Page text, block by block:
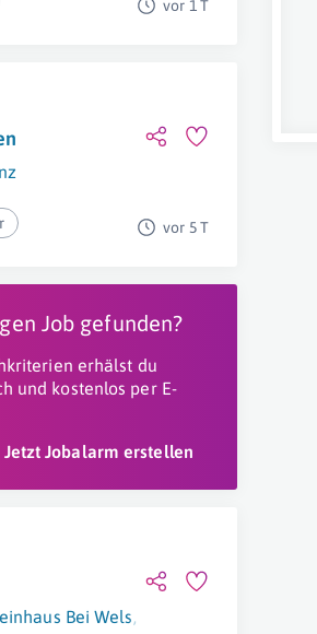
vor 1 T
vor 5 T
Job gefunden?
erhälst du
und kostenlos per E-
Jetzt Jobalarm erstellen
Bei Wels,